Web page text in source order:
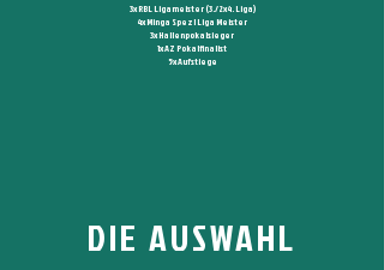
3x RBL Ligameister (3./2x4. Liga)
4x Minga Spezl Liga Meister
3x Hallenpokalsieger
1x AZ Pokalfinalist
5x Aufstiege
DIE AUSWAHL